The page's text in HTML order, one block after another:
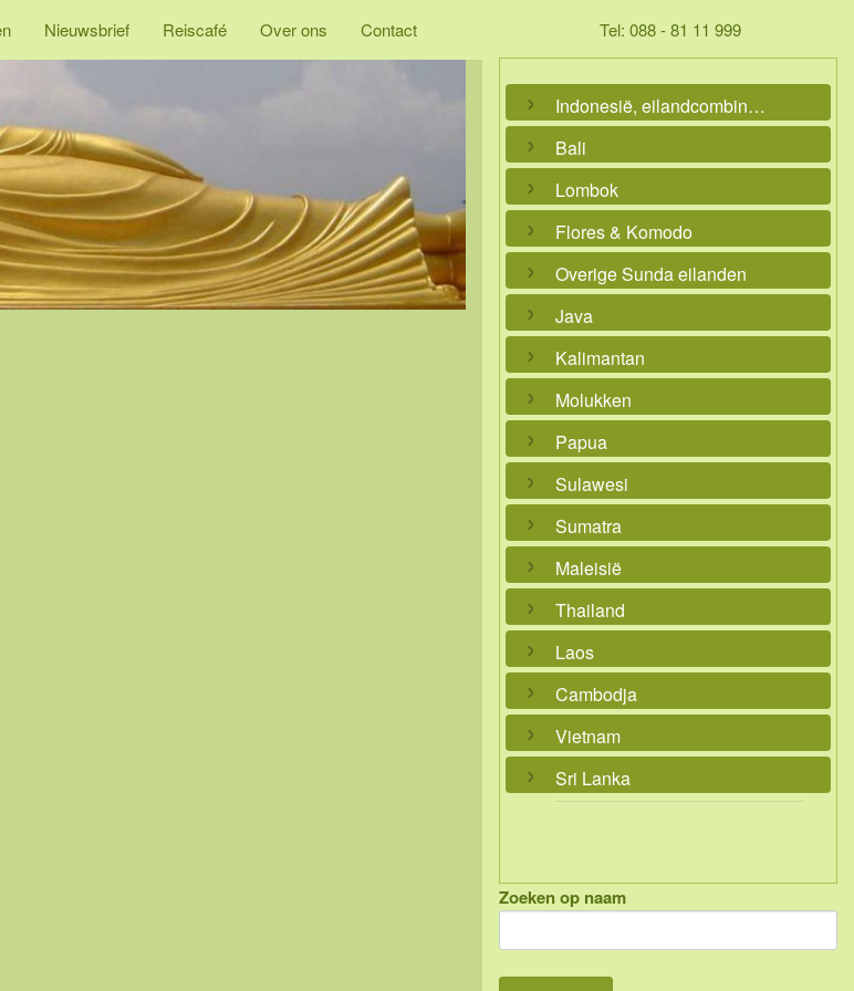
Nieuwsbrief Reiscafé Over ons Contact Tel: 088 - 81 11 999
Indonesië, eilandcombinaties
Bali
Lombok
Flores & Komodo
Overige Sunda eilanden
Java
Kalimantan
Molukken
Papua
Sulawesi
Sumatra
Maleisië
Thailand
Laos
Cambodja
Vietnam
Sri Lanka
Zoeken op naam